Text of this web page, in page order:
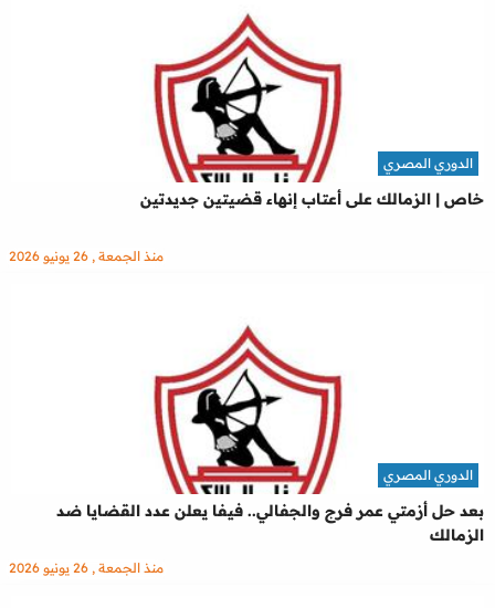
خاص | الزمالك على أعتاب إنهاء قضيتين جديدتين
الدوري المصري
منذ الجمعة , 26 يونيو 2026
بعد حل أزمتي عمر فرج والجفالي.. فيفا يعلن عدد القضايا ضد
الزمالك
الدوري المصري
منذ الجمعة , 26 يونيو 2026